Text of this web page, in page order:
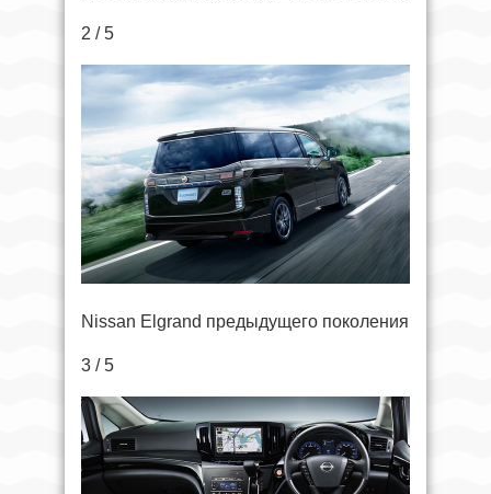
2 / 5
Nissan Elgrand предыдущего поколения
3 / 5